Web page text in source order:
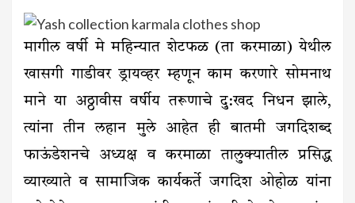
मागील वर्षी मे महिन्यात शेटफळ (ता करमाळा) येथील
खासगी गाडीवर ड्रायव्हर म्हणून काम करणारे सोमनाथ
माने या अठ्ठावीस वर्षीय तरूणाचे दु:खद निधन झाले,
त्यांना तीन लहान मुले आहेत ही बातमी जगदिशब्द
फाऊंडेशनचे अध्यक्ष व करमाळा तालुक्यातील प्रसिद्ध
व्याख्याते व सामाजिक कार्यकर्ते जगदिश ओहोळ यांना